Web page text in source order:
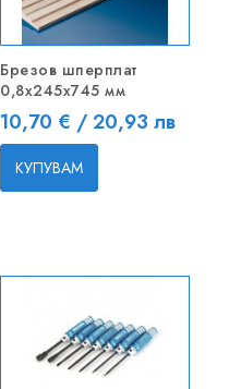
Брезов шперплат
0,8х245х745 мм
Цена
10,70 € / 20,93 лв
КУПУВАМ